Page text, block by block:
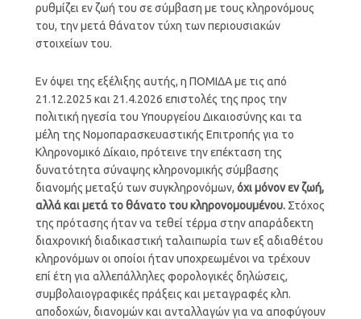
ρυθμίζει εν ζωή του σε σύμβαση με τους κληρονόμους
του, την μετά θάνατον τύχη των περιουσιακών
στοιχείων του.
Εν όψει της εξέλιξης αυτής, η ΠΟΜΙΔΑ με τις από
21.12.2025 και 21.4.2026 επιστολές της προς την
πολιτική ηγεσία του Υπουργείου Δικαιοσύνης και τα
μέλη της Νομοπαρασκευαστικής Επιτροπής για το
Κληρονομικό Δίκαιο, πρότεινε την επέκταση της
δυνατότητα σύναψης κληρονομικής σύμβασης
διανομής μεταξύ των συγκληρονόμων, όχι μόνον εν ζωή,
αλλά και μετά το θάνατο του κληρονομουμένου.Στόχος
της πρότασης ήταν να τεθεί τέρμα στην απαράδεκτη
διαχρονική διαδικαστική ταλαιπωρία των εξ αδιαθέτου
κληρονόμων οι οποίοι ήταν υποχρεωμένοι να τρέχουν
επί έτη για αλλεπάλληλες φορολογικές δηλώσεις,
συμβολαιογραφικές πράξεις και μεταγραφές κλπ.
αποδοχών, διανομών και ανταλλαγών για να αποφύγουν